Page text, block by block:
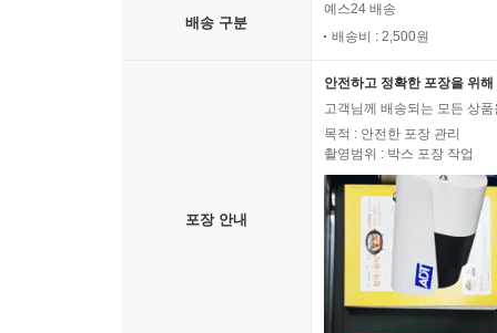
배송 구분
예스24 배송
배송비 : 2,500원
포장 안내
안전하고 정확한 포장을 위
고객님께 배송되는 모든 상
목적 : 안전한 포장 관리
촬영범위 : 박스 포장 작업